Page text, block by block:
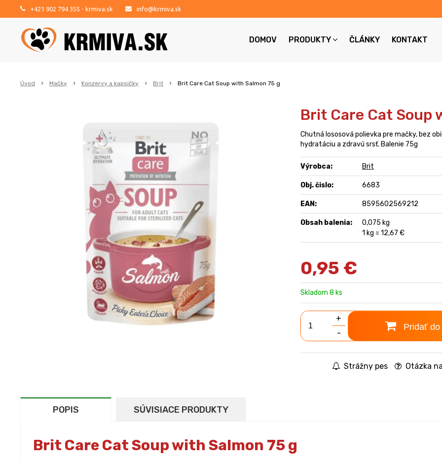
+421 902 794 355 - krmiva.sk info@krmiva.sk
DOMOV PRODUKTY ČLÁNKY KONTAKT
Úvod Mačky Konzervy a kapsičky Brit Brit Care Cat Soup with Salmon 75 g
Brit Care Cat Soup
Chutná lososová polievka pre mačky, bez
hydratáciu a zdravú srsť. Balenie 75g
Výrobca: Brit
Obj. čislo: 6683
EAN: 8595602569212
Obsah balenia:
0,075 kg
1 kg = 12,67 €
0,95 €
Skladom 8 ks
+
-
Pridať
Strážny pes Otázka
POPIS SÚVISIACE PRODUKTY
Brit Care Cat Soup with Salmon 75 g